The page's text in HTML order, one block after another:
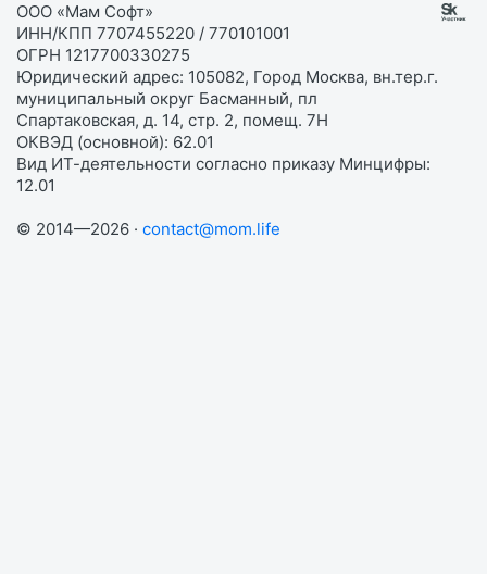
ООО «Мам Софт»
ИНН/КПП 7707455220 / 770101001
ОГРН 1217700330275
Юридический адрес: 105082, Город Москва, вн.тер.г.
муниципальный округ Басманный, пл
Спартаковская, д. 14, стр. 2, помещ. 7Н
ОКВЭД (основной): 62.01
Вид ИТ-деятельности согласно приказу Минцифры:
12.01
© 2014—2026 · contact@mom.life